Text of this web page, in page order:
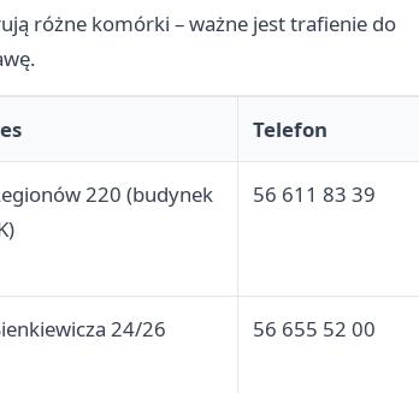
różne komórki – ważne jest trafienie do
Telefon
220 (budynek
56 611 83 39
24/26 56 655 52 00